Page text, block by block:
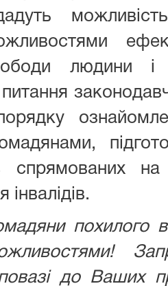
людини і
спрямованих на
похилого
до Ваших